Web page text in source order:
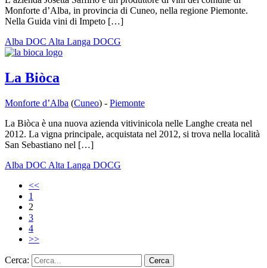
Monforte d’Alba, in provincia di Cuneo, nella regione Piemonte.
Nella Guida vini di Impeto […]
Alba DOC Alta Langa DOCG
La Biòca
Monforte d’Alba (Cuneo) - Piemonte
La Biòca è una nuova azienda vitivinicola nelle Langhe creata nel
2012. La vigna principale, acquistata nel 2012, si trova nella località
San Sebastiano nel […]
Alba DOC Alta Langa DOCG
<<
1
2
3
4
>>
Cerca: